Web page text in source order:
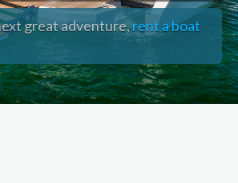
great adventure,rent a boat